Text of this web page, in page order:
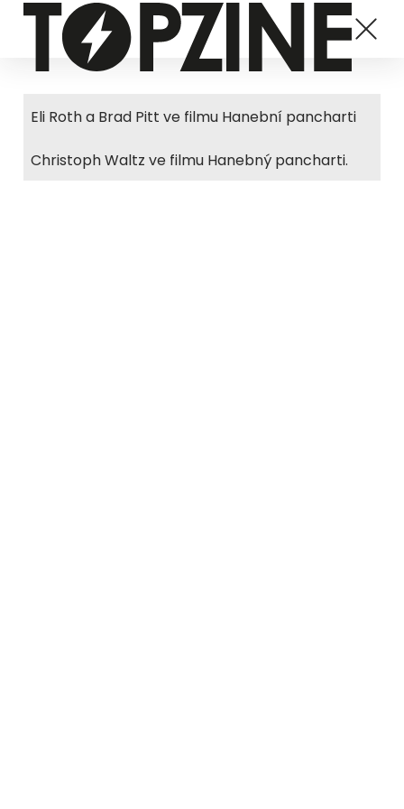
Eli Roth a Brad Pitt ve filmu Hanební pancharti
Christoph Waltz ve filmu Hanebný pancharti.